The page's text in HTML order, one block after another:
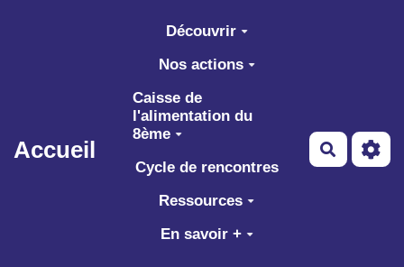
Aller au contenu principal
Accueil
Découvrir
Nos actions
Caisse de
l'alimentation du
8ème
Cycle de rencontres
Ressources
En savoir +